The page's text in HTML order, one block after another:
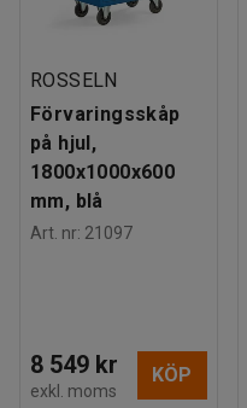
ROSSELN
Förvaringsskåp
på hjul,
1800x1000x600
mm, blå
Art. nr: 21097
8 549 kr
exkl. moms
KÖP